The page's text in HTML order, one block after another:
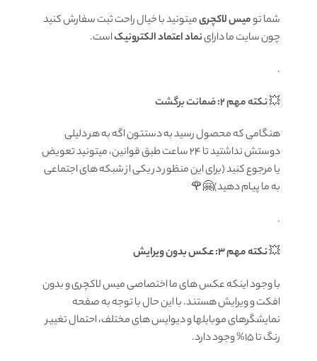
شما تومیس لاکچریمیتونید با خیال راحت ثبت سفارش کنید
چون سایت ما داراینماد اعتماد الکترونیکاست.
.
💥نکته مهم 2: ضمانت برگشت
هنگامی که محصول رسید به دستتون اگه به هر دلیلی
دوستش نداشتید تا ۲۴ ساعت طبق قوانین، میتونید تعویض
یا مرجوع کنید (برای این منظور در یکی از شبکه های اجتماعی
به ما پیام دهید)🤗🌹
.
💥نکته مهم 3: عکس بدون ویرایش
با وجود اینکه عکس های ما اختصاصی میس لاکچری و بدون
افکت و ویرایش هستند. با این حال با توجه به صفحه
نمایشگرهای موبایلها و دیوایس های مختلف، احتمال تغییر
رنگ تا 15% وجود دارد.